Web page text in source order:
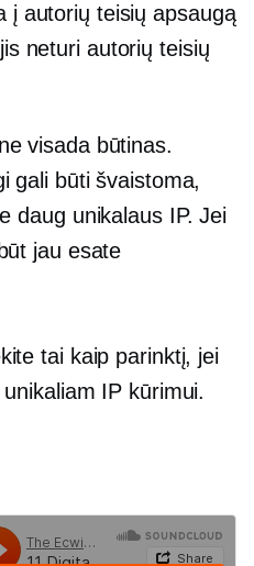
į autorių teisių apsaugą
neturi autorių teisių
visada būtinas.
gali būti švaistoma,
daug unikalaus IP. Jei
jau esate
tai kaip parinktį, jei
IP kūrimui.